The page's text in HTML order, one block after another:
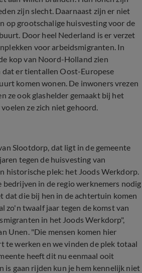
zijn slecht. Daarnaast zijn er niet
op grootschalige huisvesting voor de
Door heel Nederland is er verzet
voor arbeidsmigranten. In
kop van Noord-Holland zien
er tientallen Oost-Europese
komen wonen. De inwoners vrezen
ze ook glashelder gemaakt bij het
ze zich niet gehoord.
Slootdorp, dat ligt in de gemeente
tegen de huisvesting van
historische plek: het Joods Werkdorp.
bedrijven in de regio werknemers nodig
dat die bij hen in de achtertuin komen
zo'n twaalf jaar tegen de komst van
in het Joods Werkdorp",
Unen. "Die mensen komen hier
te werken en we vinden de plek totaal
heeft dit nu eenmaal ooit
is gaan rijden kun je hem kennelijk niet